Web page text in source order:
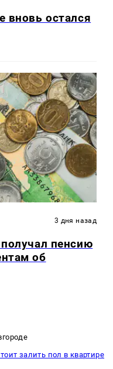
остался
3 дня назад
пенсию
об
залить пол в квартире